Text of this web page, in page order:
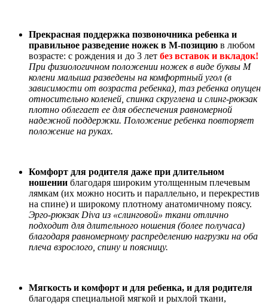
Прекрасная поддержка позвоночника ребенка и
правильное разведение ножек в М-позицию в любом
возрасте: с рождения и до 3 лет без вставок и вкладок!
При физиологичном положении ножек в виде буквы М
колени малыша разведены на комфортный угол (в
зависимости от возраста ребенка), таз ребенка опущен
относительно коленей, спинка скруглена и слинг-рюкзак
плотно облегает ее для обеспечения равномерной
надежной поддержки. Положение ребенка повторяет
положение на руках.
Комфорт для родителя даже при длительном
ношении благодаря широким утолщенным плечевым
лямкам (их можно носить и параллельно, и перекрестив
на спине) и широкому плотному анатомичному поясу.
Эрго-рюкзак Diva из «слинговой» ткани отлично
подходит для длительного ношения (более получаса)
благодаря равномерному распределению нагрузки на оба
плеча взрослого, спину и поясницу.
Мягкость и комфорт и для ребенка, и для родителя
благодаря специальной мягкой и рыхлой ткани,